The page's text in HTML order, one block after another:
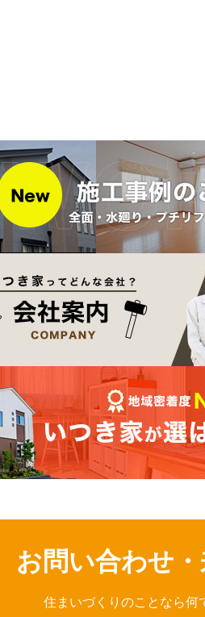
お問い合わせ
住まいづくりのことなら何